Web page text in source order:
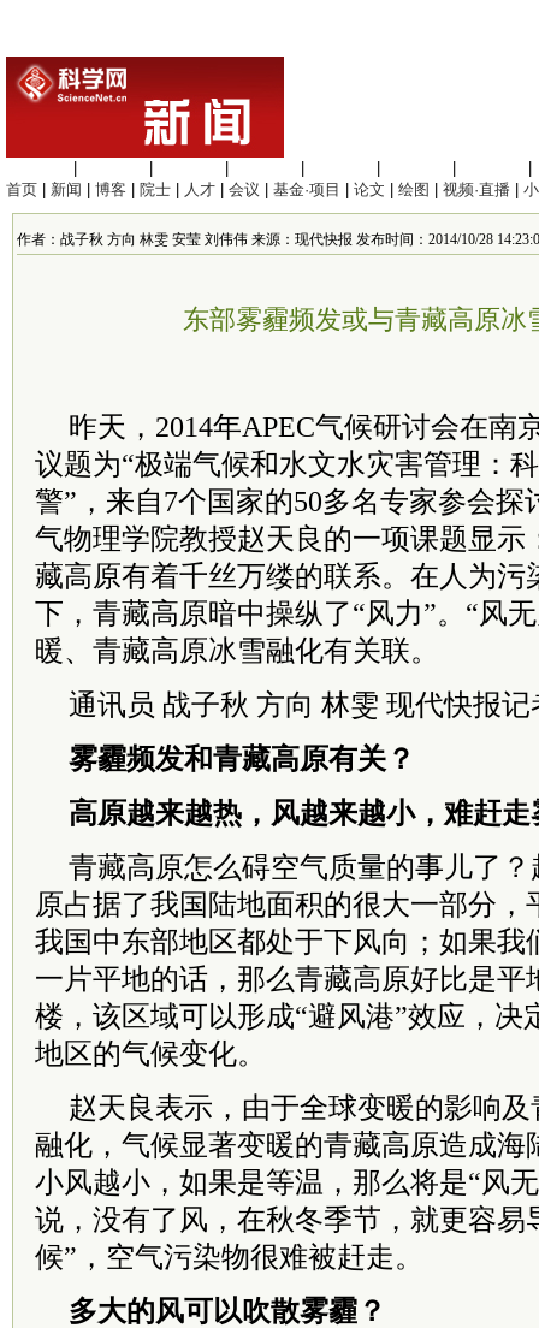
首页
新闻 博客 院士 人才 会议 基金·项目 论文 绘图 视频·直播
作者：战子秋 方向 林雯 安莹 刘伟伟 来源：现代快报 发布时间：2014/10/28
东部雾霾频发或与青藏高原冰
昨天，2014年APEC气候研讨会在南
议题为“极端气候和水文水灾害管理：
警”，来自7个国家的50多名专家参会探
气物理学院教授赵天良的一项课题显示
藏高原有着千丝万缕的联系。在人为污
下，青藏高原暗中操纵了“风力”。“风
暖、青藏高原冰雪融化有关联。
通讯员 战子秋 方向 林雯 现代快报记
雾霾频发和青藏高原有关？
高原越来越热，风越来越小，难赶走
青藏高原怎么碍空气质量的事儿了
原占据了我国陆地面积的很大一部分，
我国中东部地区都处于下风向；如果我
一片平地的话，那么青藏高原好比是平
楼，该区域可以形成“避风港”效应，决
地区的气候变化。
赵天良表示，由于全球变暖的影响
融化，气候显著变暖的青藏高原造成海
小风越小，如果是等温，那么将是“风
说，没有了风，在秋冬季节，就更容易
候”，空气污染物很难被赶走。
多大的风可以吹散雾霾？